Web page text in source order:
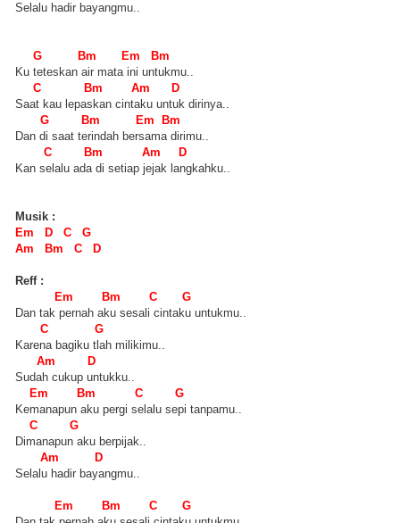
Selalu hadir bayangmu..
G Bm Em Bm
Ku teteskan air mata ini untukmu..
C Bm Am D
Saat kau lepaskan cintaku untuk dirinya..
G Bm Em Bm
Dan di saat terindah bersama dirimu..
C Bm Am D
Kan selalu ada di setiap jejak langkahku..
Musik :
Em D C G
Am Bm C D
Reff :
Em Bm C G
Dan tak pernah aku sesali cintaku untukmu..
C G
Karena bagiku tlah milikimu..
Am D
Sudah cukup untukku..
Em Bm C G
Kemanapun aku pergi selalu sepi tanpamu..
C G
Dimanapun aku berpijak..
Am D
Selalu hadir bayangmu..
Em Bm C G